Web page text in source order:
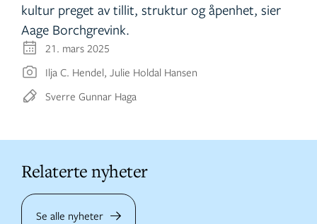
21. mars 2025
Ilja C. Hendel, Julie Holdal Hansen
Sverre Gunnar Haga
kultur preget av tillit, struktur og åpenhet, sier
Aage Borchgrevink.
Relaterte nyheter
Se alle nyheter